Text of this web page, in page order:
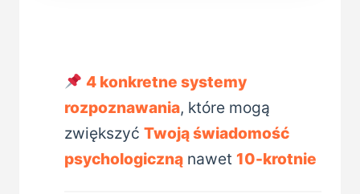
4 konkretne systemy
rozpoznawania, które mogą
zwiększyć Twoją świadomość
psychologiczną nawet 10-krotnie